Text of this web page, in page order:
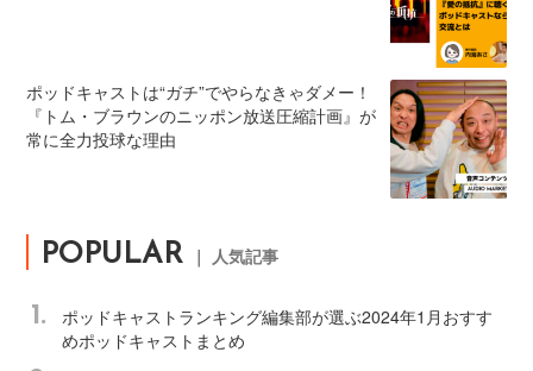
ポッドキャストは“ガチ”でやらなきゃダメー！
『トム・ブラウンのニッポン放送圧縮計画』が
常に全力投球な理由
POPULAR ｜ 人気記事
1.
ポッドキャストランキング編集部が選ぶ2024年1月おすす
めポッドキャストまとめ